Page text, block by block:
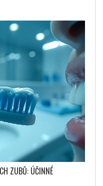
ZUBŮ: ÚČINNÉ